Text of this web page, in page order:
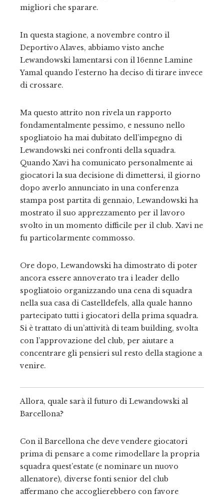
migliori che sparare.
In questa stagione, a novembre contro il
Deportivo Alaves, abbiamo visto anche
Lewandowski lamentarsi con il 16enne Lamine
Yamal quando l’esterno ha deciso di tirare invece
di crossare.
Ma questo attrito non rivela un rapporto
fondamentalmente pessimo, e nessuno nello
spogliatoio ha mai dubitato dell’impegno di
Lewandowski nei confronti della squadra.
Quando Xavi ha comunicato personalmente ai
giocatori la sua decisione di dimettersi, il giorno
dopo averlo annunciato in una conferenza
stampa post partita di gennaio, Lewandowski ha
mostrato il suo apprezzamento per il lavoro
svolto in un momento difficile per il club. Xavi ne
fu particolarmente commosso.
Ore dopo, Lewandowski ha dimostrato di poter
ancora essere annoverato tra i leader dello
spogliatoio organizzando una cena di squadra
nella sua casa di Castelldefels, alla quale hanno
partecipato tutti i giocatori della prima squadra.
Si è trattato di un’attività di team building, svolta
con l’approvazione del club, per aiutare a
concentrare gli pensieri sul resto della stagione a
venire.
Allora, quale sarà il futuro di Lewandowski al
Barcellona?
Con il Barcellona che deve vendere giocatori
prima di pensare a come rimodellare la propria
squadra quest’estate (e nominare un nuovo
allenatore), diverse fonti senior del club
affermano che accoglierebbero con favore